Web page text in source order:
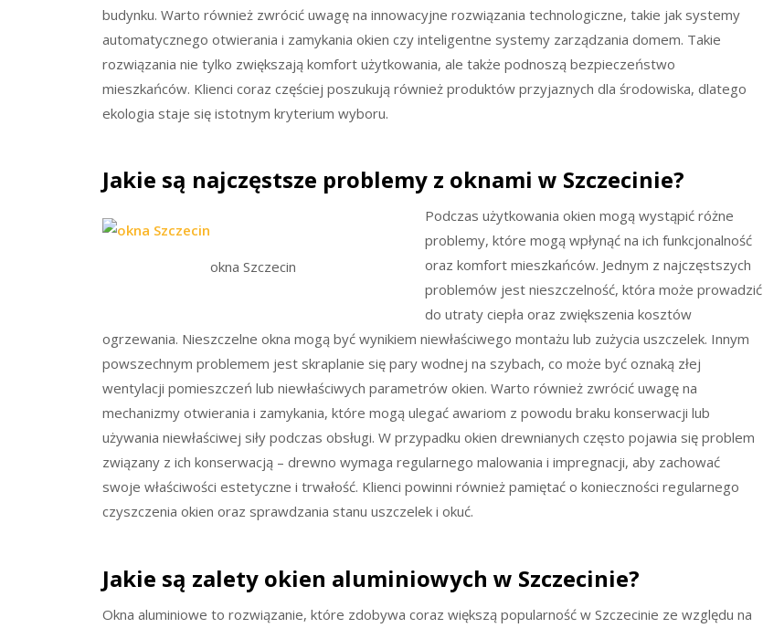
budynku. Warto również zwrócić uwagę na innowacyjne rozwiązania technologiczne, takie jak systemy
automatycznego otwierania i zamykania okien czy inteligentne systemy zarządzania domem. Takie
rozwiązania nie tylko zwiększają komfort użytkowania, ale także podnoszą bezpieczeństwo
mieszkańców. Klienci coraz częściej poszukują również produktów przyjaznych dla środowiska, dlatego
ekologia staje się istotnym kryterium wyboru.
Jakie są najczęstsze problemy z oknami w Szczecinie?
okna Szczecin
Podczas użytkowania okien mogą wystąpić różne
problemy, które mogą wpłynąć na ich funkcjonalność
oraz komfort mieszkańców. Jednym z najczęstszych
problemów jest nieszczelność, która może prowadzić
do utraty ciepła oraz zwiększenia kosztów
ogrzewania. Nieszczelne okna mogą być wynikiem niewłaściwego montażu lub zużycia uszczelek. Innym
powszechnym problemem jest skraplanie się pary wodnej na szybach, co może być oznaką złej
wentylacji pomieszczeń lub niewłaściwych parametrów okien. Warto również zwrócić uwagę na
mechanizmy otwierania i zamykania, które mogą ulegać awariom z powodu braku konserwacji lub
używania niewłaściwej siły podczas obsługi. W przypadku okien drewnianych często pojawia się problem
związany z ich konserwacją – drewno wymaga regularnego malowania i impregnacji, aby zachować
swoje właściwości estetyczne i trwałość. Klienci powinni również pamiętać o konieczności regularnego
czyszczenia okien oraz sprawdzania stanu uszczelek i okuć.
Jakie są zalety okien aluminiowych w Szczecinie?
Okna aluminiowe to rozwiązanie, które zdobywa coraz większą popularność w Szczecinie ze względu na